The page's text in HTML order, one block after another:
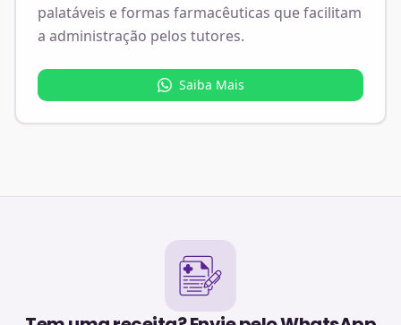
palatáveis e formas farmacêuticas que facilitam
a administração pelos tutores.
Saiba Mais